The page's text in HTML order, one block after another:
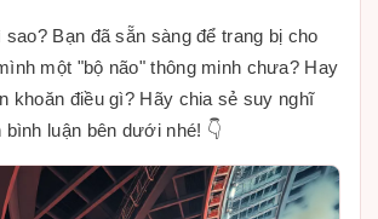
Bạn đã sẵn sàng để trang bị cho
một "bộ não" thông minh chưa? Hay
khoăn điều gì? Hãy chia sẻ suy nghĩ
luận bên dưới nhé! 👇